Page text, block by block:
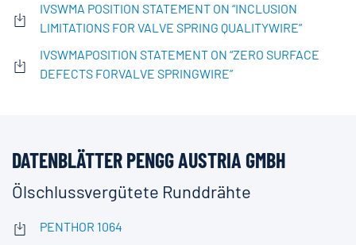
IVSWMA POSITION STATEMENT ON “INCLUSION
LIMITATIONS FOR VALVE SPRING QUALITYWIRE”
IVSWMAPOSITION STATEMENT ON “ZERO SURFACE
DEFECTS FORVALVE SPRINGWIRE”
DATENBLÄTTER PENGG AUSTRIA GMBH
Ölschlussvergütete Runddrähte
PENTHOR 1064